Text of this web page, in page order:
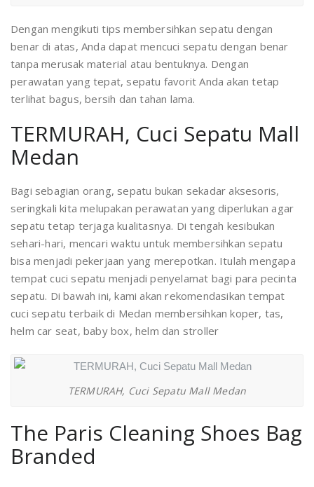
Dengan mengikuti tips membersihkan sepatu dengan
benar di atas, Anda dapat mencuci sepatu dengan benar
tanpa merusak material atau bentuknya. Dengan
perawatan yang tepat, sepatu favorit Anda akan tetap
terlihat bagus, bersih dan tahan lama.
TERMURAH, Cuci Sepatu Mall
Medan
Bagi sebagian orang, sepatu bukan sekadar aksesoris,
seringkali kita melupakan perawatan yang diperlukan agar
sepatu tetap terjaga kualitasnya. Di tengah kesibukan
sehari-hari, mencari waktu untuk membersihkan sepatu
bisa menjadi pekerjaan yang merepotkan. Itulah mengapa
tempat cuci sepatu menjadi penyelamat bagi para pecinta
sepatu. Di bawah ini, kami akan rekomendasikan tempat
cuci sepatu terbaik di Medan membersihkan koper, tas,
helm car seat, baby box, helm dan stroller
TERMURAH, Cuci Sepatu Mall Medan
The Paris Cleaning Shoes Bag
Branded